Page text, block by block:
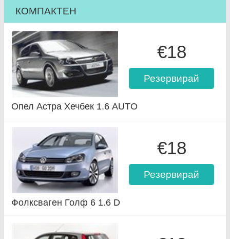
КОМПАКТЕН
€18
Резервирай
Опел Астра Хечбек 1.6 AUTO
€18
Резервирай
Фолксваген Голф 6 1.6 D